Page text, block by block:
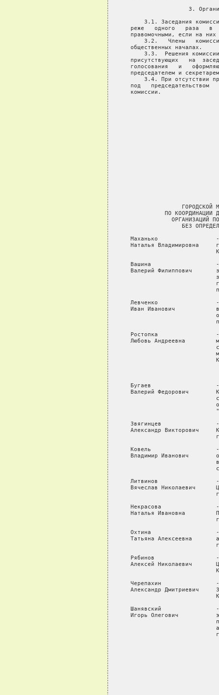
3.
3.1. Заседания
реже   одного   раза   в
правомочными, если на
3.2.   Члены
   общественных началах.
3.3.  Решения
присутствующих   на
голосования   и
председателем и
3.4. При отсутствии
под   председательством
   комиссии.
ГОРОДСКОЙ
ПО КООРДИНАЦИИ
ОРГАНИЗАЦИЙ
БЕЗ
Маханько
Наталья Владимировна
Вашина
Валерий Филиппович
Левченко
Иван Иванович
Ростопка
Любовь Андреевна
Бугаев
Валерий Федорович
Звягинцев
Александр Викторович
Ковель
Владимир Иванович
Литвинов
Вячеслав Николаевич
Некрасова
Наталья Ивановна
Охтина
Татьяна Алексеевна
Рябинов
Алексей Николаевич
Черепахин
Александр Дмитриевич
Шанявский
Игорь Олегович